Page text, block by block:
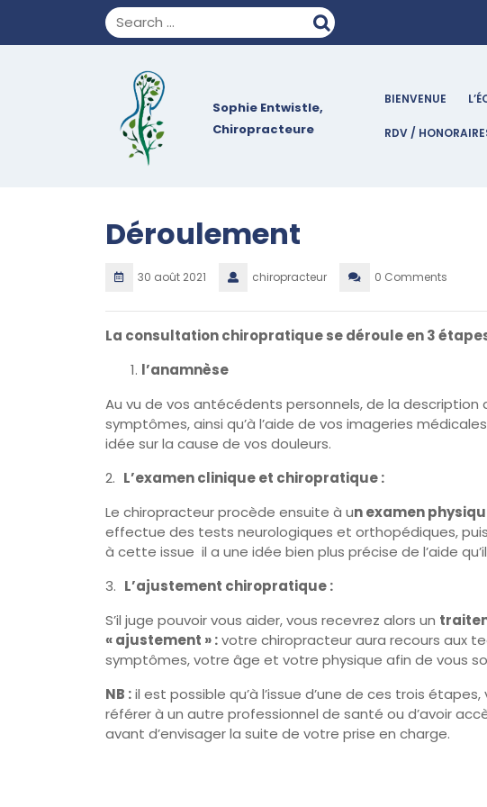
content
Sophie Entwistle,
Chiropracteure
BIENVENUE
RDV /
Déroulement
30 août 2021 chiropracteur 0 Comments
La consultation chiropratique se déroule en 3
l’anamnèse
Au vu de vos antécédents personnels, de la
symptômes, ainsi qu’à l’aide de vos imageries
idée sur la cause de vos douleurs.
2. L’examen clinique et chiropratique :
Le chiropracteur procède ensuite à un examen
effectue des tests neurologiques et orthopédiques,
à cette issue il a une idée bien plus précise de l’aide
3. L’ajustement chiropratique :
S’il juge pouvoir vous aider, vous recevrez alors un
« ajustement » :votre chiropracteur aura recours aux
symptômes, votre âge et votre physique afin de vous
NB :il est possible qu’à l’issue d’une de ces trois
référer à un autre professionnel de santé ou d’avoir
avant d’envisager la suite de votre prise en charge.